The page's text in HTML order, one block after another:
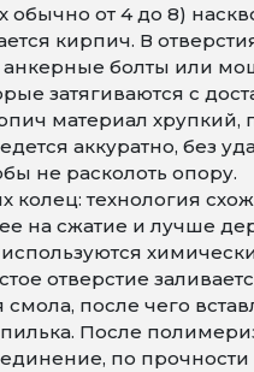
обычно от 4 до 8)
кирпич. В
анкерные болты или
затягиваются с
материал хрупкий,
аккуратно, без
не расколоть опору.
колец: технология
на сжатие и лучше
отверстие
после чего
После
по прочности